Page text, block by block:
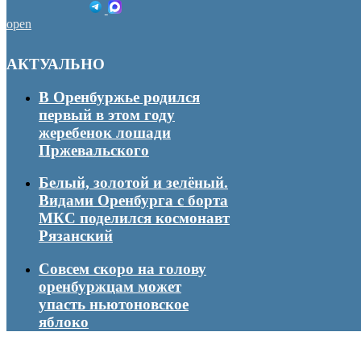
open
АКТУАЛЬНО
В Оренбуржье родился
первый в этом году
жеребенок лошади
Пржевальского
Белый, золотой и зелёный.
Видами Оренбурга с борта
МКС поделился космонавт
Рязанский
Совсем скоро на голову
оренбуржцам может
упасть ньютоновское
яблоко